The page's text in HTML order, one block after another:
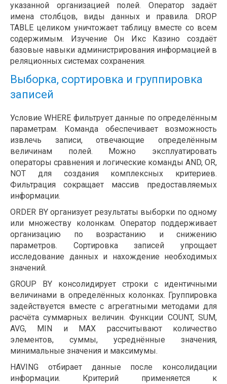
указанной организацией полей. Оператор задаёт
имена столбцов, виды данных и правила. DROP
TABLE целиком уничтожает таблицу вместе со всем
содержимым. Изучение Он Икс Казино создаёт
базовые навыки администрирования информацией в
реляционных системах сохранения.
Выборка, сортировка и группировка
записей
Условие WHERE фильтрует данные по определённым
параметрам. Команда обеспечивает возможность
извлечь записи, отвечающие определённым
величинам полей. Можно эксплуатировать
операторы сравнения и логические команды AND, OR,
NOT для создания комплексных критериев.
Фильтрация сокращает массив предоставляемых
информации.
ORDER BY организует результаты выборки по одному
или множеству колонкам. Оператор поддерживает
организацию по возрастанию и снижению
параметров. Сортировка записей упрощает
исследование данных и нахождение необходимых
значений.
GROUP BY консолидирует строки с идентичными
величинами в определённых колонках. Группировка
задействуется вместе с агрегатными методами для
расчёта суммарных величин. Функции COUNT, SUM,
AVG, MIN и MAX рассчитывают количество
элементов, суммы, усреднённые значения,
минимальные значения и максимумы.
HAVING отбирает данные после консолидации
информации. Критерий применяется к